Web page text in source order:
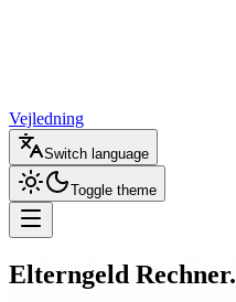
Vejledning
Switch language
Toggle theme
Elterngeld Rechner.